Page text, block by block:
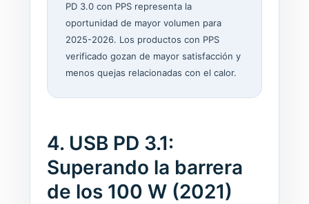
PD 3.0 con PPS representa la
oportunidad de mayor volumen para
2025-2026. Los productos con PPS
verificado gozan de mayor satisfacción y
menos quejas relacionadas con el calor.
4. USB PD 3.1:
Superando la barrera
de los 100 W (2021)